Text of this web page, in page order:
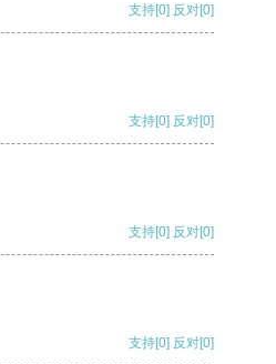
支持[0] 反对[0]
支持[0] 反对[0]
支持[0] 反对[0]
支持[0] 反对[0]